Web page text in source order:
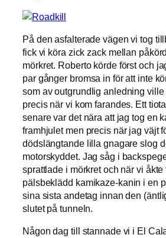
På den asfalterade vägen vi tog
fick vi köra zick zack mellan
mörkret. Roberto körde först och
par gånger bromsa in för att inte
som av outgrundlig anledning ville
precis när vi kom farandes. Ett
senare var det nära att jag tog en
framhjulet men precis när jag väjt
dödslängtande lilla gnagare slog
motorskyddet. Jag såg i
sprattlade i mörkret och när vi
pälsbeklädd kamikaze-kanin i en
sina sista andetag innan den
slutet på tunneln.
Någon dag till stannade vi i El